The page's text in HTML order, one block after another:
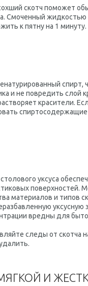
скотч поможет
Смоченный
к пятну на 1 минуту.
спирт,
и не повредить слой
красители.
спиртосодержащие
уксуса
поверхностей.
материалов и типов
уксусную
вредны для
следы от скотча
И